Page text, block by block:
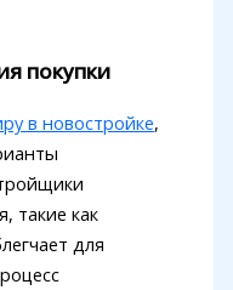
покупки
в новостройке,
такие как
для